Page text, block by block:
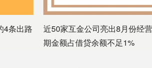
4条出路
近50家互金公司亮出8月份经
期金额占借贷余额不足1%